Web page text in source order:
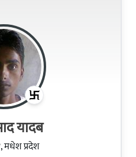
यादब
मधेश प्रदेश